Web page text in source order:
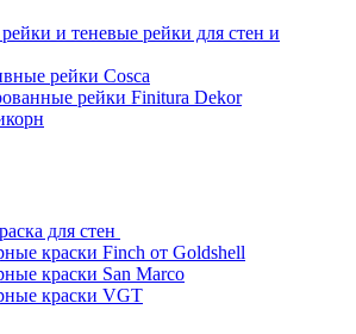
и теневые рейки для стен и
рейки Cosca
рейки Finitura Dekor
для стен
краски Finch от Goldshell
краски San Marco
краски VGT